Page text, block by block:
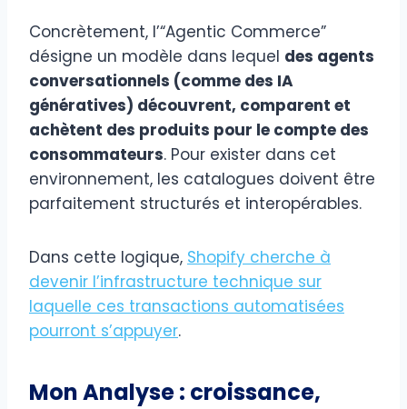
Concrètement, l’“Agentic Commerce”
désigne un modèle dans lequel des agents
conversationnels (comme des IA
génératives) découvrent, comparent et
achètent des produits pour le compte des
consommateurs. Pour exister dans cet
environnement, les catalogues doivent être
parfaitement structurés et interopérables.
Dans cette logique, Shopify cherche à
devenir l’infrastructure technique sur
laquelle ces transactions automatisées
pourront s’appuyer.
Mon Analyse : croissance,